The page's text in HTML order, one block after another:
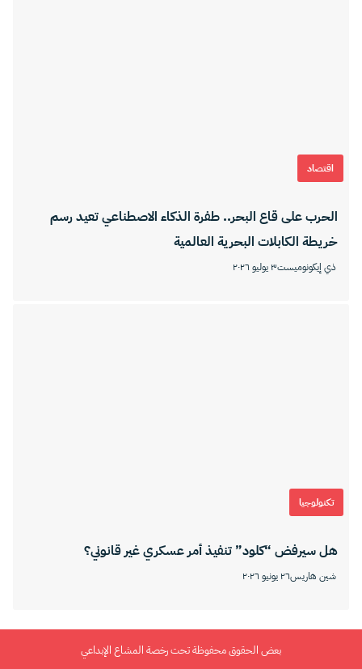
اقتصاد
الحرب على قاع البحر.. طفرة الذكاء الاصطناعي تعيد رسم
خريطة الكابلات البحرية العالمية
ذي إيكونوميست٣ يوليو ٢٠٢٦
تكنولوجيا
هل سيرفض “كلود” تنفيذ أمر عسكري غير قانوني؟
شين هاريس٢٦ يونيو ٢٠٢٦
بعض الحقوق محفوظة تحت رخصة المشاع الإبداعي